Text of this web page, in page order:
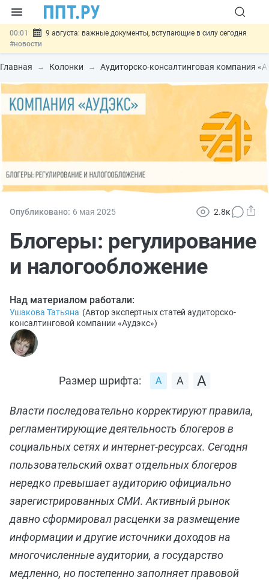
00:01
9 августа: важные документы, вступающие в силу сегодня
#новости
07.08 Подписан закон о блокировке продажи опасных товаров через
«Честный знак»#новости
07.08
Госпошлину за устранение ошибок в документах предлагают
отменить#новости
Разработают единые критерии трудовых и ГПХ-
Главная Колонки Аудиторско-консалтинговая компания
Опубликовано: 6 мая 2025 2.8к
Блогеры: регулирование
и налогообложение
Над материалом работали:
Ушакова Татьяна (Автор экспертных статей аудиторско-
консалтинговой компании «Аудэкс»)
Размер шрифта:
Власти последовательно корректируют правила,
регламентирующие деятельность блогеров в
социальных сетях и интернет-ресурсах. Сегодня
пользовательский охват отдельных блогеров
нередко превышает аудиторию официально
зарегистрированных СМИ. Активный рынок
давно сформировал расценки за размещение
информации и другие источники доходов на
многочисленные аудитории, а государство
медленно, но постепенно заполняет правовой